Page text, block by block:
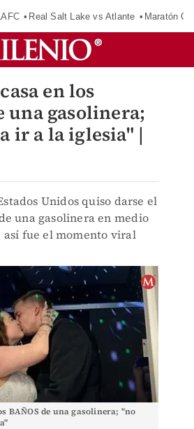
Real Salt Lake vs Atlante Maratón
en los
una gasolinera;
ir a la iglesia" |
Unidos quiso darse el
una gasolinera en medio
así fue el momento viral
BAÑOS de una gasolinera; "no